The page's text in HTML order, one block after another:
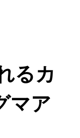
るカ
マア